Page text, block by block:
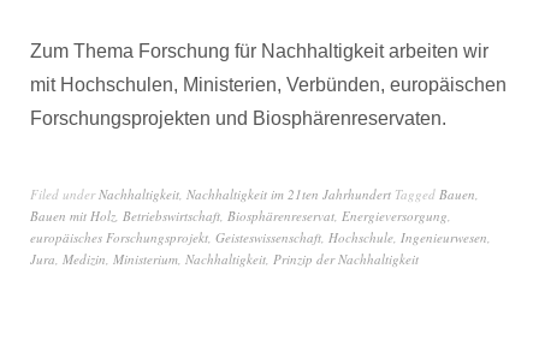
Zum Thema Forschung für Nachhaltigkeit arbeiten wir
mit Hochschulen, Ministerien, Verbünden, europäischen
Forschungsprojekten und Biosphärenreservaten.
Filed underNachhaltigkeit, Nachhaltigkeit im 21ten Jahrhundert Tagged Bauen,
Bauen mit Holz, Betriebswirtschaft, Biosphärenreservat, Energieversorgung,
europäisches Forschungsprojekt, Geisteswissenschaft, Hochschule, Ingenieurwesen,
Jura, Medizin, Ministerium, Nachhaltigkeit, Prinzip der Nachhaltigkeit